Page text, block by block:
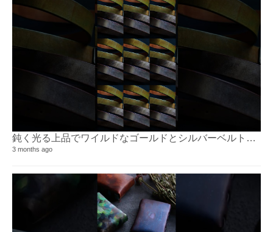
鈍く光る上品でワイルドなゴールドとシルバーベルトリリース
3 months ago